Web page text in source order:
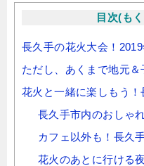
目次(も
長久手の花火大会！
ただし、あくまで地元＆
花火と一緒に楽しもう
長久手市内のおしゃ
カフェ以外も！長久
花火のあとに行ける